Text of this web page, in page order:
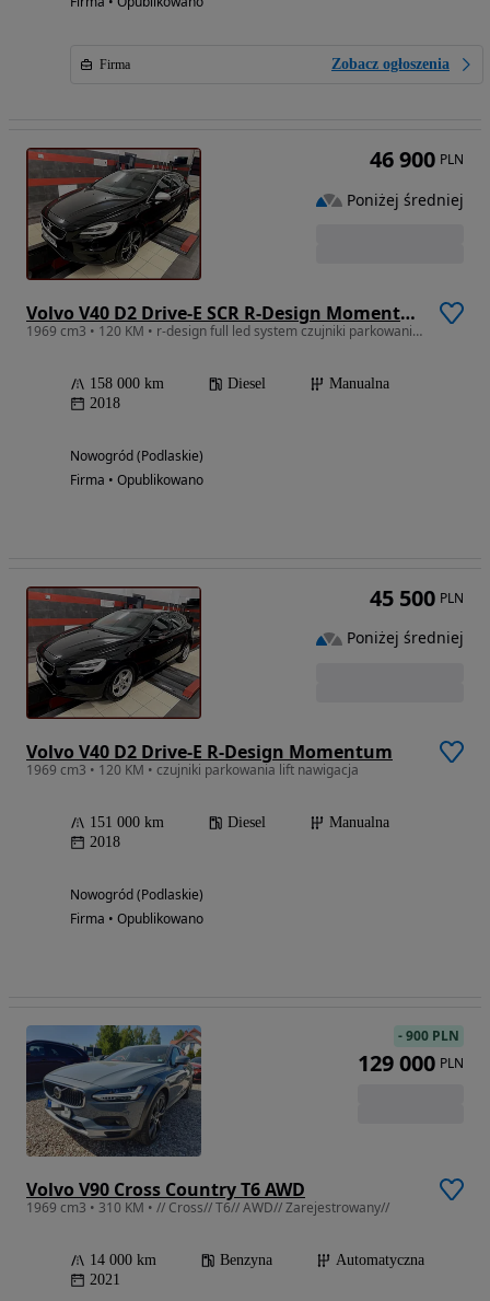
Firma Zobacz ogłoszenia
Volvo V40 D2 Drive-E SCR R-Design Momentum
1969 cm3 • 120 KM • r-design full led system czujniki parkowania cyfrowe zegary
158 000 km Diesel
Manualna
2018
Nowogród (Podlaskie)
Firma • Opublikowano
46 900 PLN
Poniżej średniej
Volvo V40 D2 Drive-E R-Design Momentum
1969 cm3 • 120 KM • czujniki parkowania lift nawigacja
151 000 km Diesel
Manualna
2018
Nowogród (Podlaskie)
Firma • Opublikowano
45 500 PLN
Poniżej średniej
Volvo V90 Cross Country T6 AWD
1969 cm3 • 310 KM • // Cross// T6// AWD// Zarejestrowany//
14 000 km Benzyna
Automatyczna
2021
-900 PLN
129 000 PLN